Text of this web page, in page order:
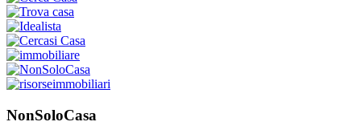
NonSoloCasa